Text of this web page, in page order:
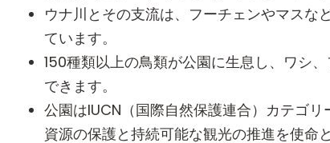
ウナ川とその支流は、フーチェンやマスな
ています。
150種類以上の鳥類が公園に生息し、ワシ
できます。
公園はIUCN（国際自然保護連合）カテゴ
資源の保護と持続可能な観光の推進を使命